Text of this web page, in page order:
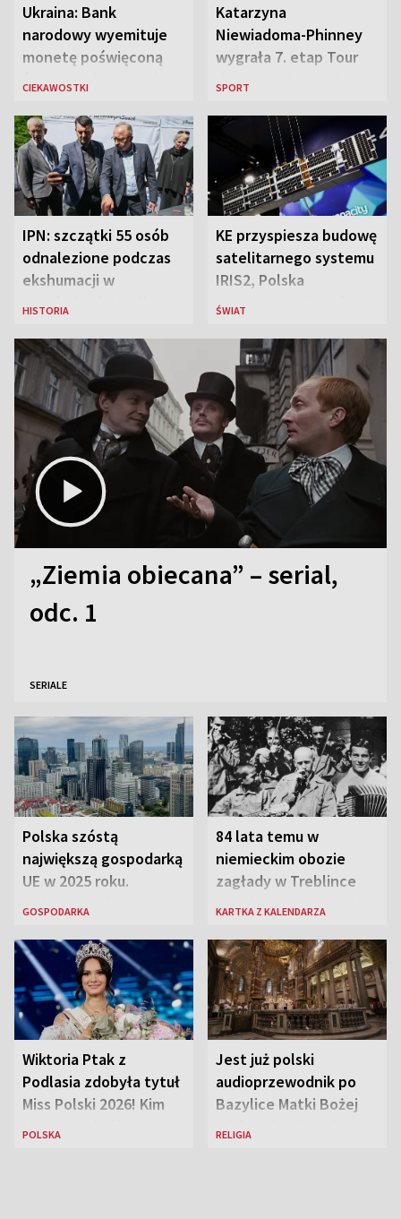
Ukraina: Bank
narodowy wyemituje
monetę poświęconą
św. Janowi Pawłowi II
CIEKAWOSTKI
Katarzyna
Niewiadoma-Phinney
wygrała 7. etap Tour
de France i została
SPORT
IPN: szczątki 55 osób
odnalezione podczas
ekshumacji w
Ostrówkach i Woli
HISTORIA
KE przyspiesza budowę
satelitarnego systemu
IRIS2, Polska
przeznaczy 656 mln
ŚWIAT
„Ziemia obiecana” – serial,
odc. 1
SERIALE
Polska szóstą
największą gospodarką
UE w 2025 roku.
Najnowsze dane
GOSPODARKA
84 lata temu w
niemieckim obozie
zagłady w Treblince
zmarł Janusz Korczak
KARTKA Z KALENDARZA
Wiktoria Ptak z
Podlasia zdobyła tytuł
Miss Polski 2026! Kim
jest nowa królowa
POLSKA
Jest już polski
audioprzewodnik po
Bazylice Matki Bożej
Większej w Rzymie
RELIGIA